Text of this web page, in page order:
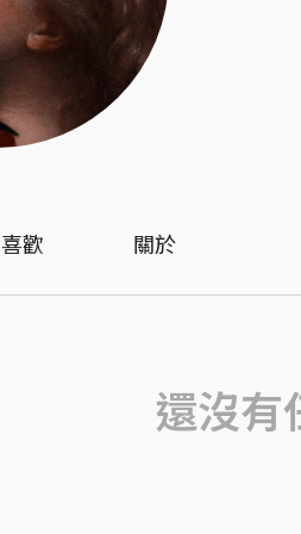
喜歡 關於
還沒有